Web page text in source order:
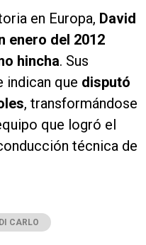
en Europa, David
enero del 2012
hincha. Sus
indican que disputó
, transformándose
que logró el
técnica de
CARLO